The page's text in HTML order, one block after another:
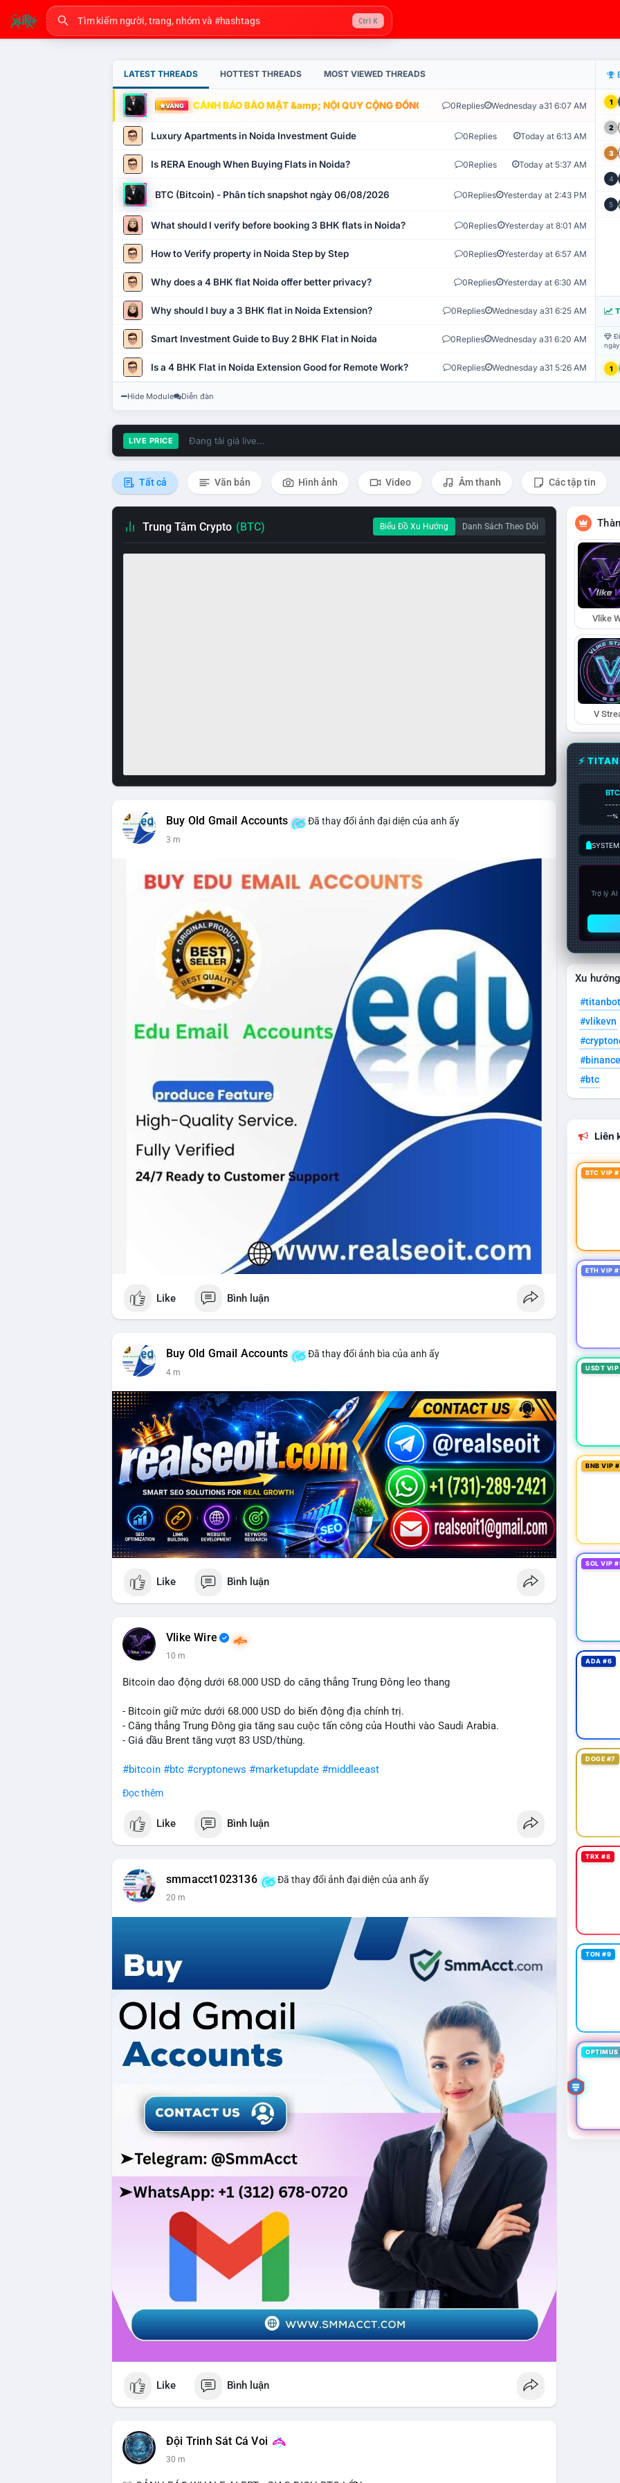
Ctrl K
LATEST THREADS HOTTEST THREADS MOST VIEWED THREADS
VÀNG CẢNH BÁO BẢO MẬT &amp; NỘI QUY CỘNG ĐỒNG VLIKE.VN: HỆ THỐNG GIÁM SÁT TỰ
0Replies Wednesday a31 6:07 AM
Luxury Apartments in Noida Investment Guide 0Replies Today at 6:13 AM
Is RERA Enough When Buying Flats in Noida? 0Replies Today at 5:37 AM
BTC (Bitcoin) - Phân tích snapshot ngày 06/08/2026 0Replies Yesterday at 2:43 PM
What should I verify before booking 3 BHK flats in Noida? 0Replies Yesterday at 8:01 AM
How to Verify property in Noida Step by Step 0Replies Yesterday at 6:57 AM
Why does a 4 BHK flat Noida offer better privacy? 0Replies Yesterday at 6:30 AM
Why should I buy a 3 BHK flat in Noida Extension? 0Replies Wednesday a31 6:25 AM
Smart Investment Guide to Buy 2 BHK Flat in Noida 0Replies Wednesday a31 6:20 AM
Is a 4 BHK Flat in Noida Extension Good for Remote Work? 0Replies Wednesday a31 5:26 AM
1
2
3
4
5
1
Hide Module Diễn đàn
LIVE PRICE Đang tải giá live...
Tất cả Văn bản Hình ảnh Video Âm thanh Các tập tin
Trung Tâm Crypto (BTC) Biểu Đồ Xu Hướng Danh Sách Theo Dõi
Buy Old Gmail Accounts Đã thay đổi ảnh đại diện của anh ấy
3 m
Like Bình luận
Buy Old Gmail Accounts Đã thay đổi ảnh bìa của anh ấy
4 m
Like Bình luận
Vlike Wire
10 m
Bitcoin dao động dưới 68.000 USD do căng thẳng Trung Đông leo thang
- Bitcoin giữ mức dưới 68.000 USD do biến động địa chính trị.
- Căng thẳng Trung Đông gia tăng sau cuộc tấn công của Houthi vào Saudi Arabia.
- Giá dầu Brent tăng vượt 83 USD/thùng.
#bitcoin #btc #cryptonews #marketupdate #middleeast
$btc
#vlikevn #titanbot
Đọc thêm
Like Bình luận
smmacct1023136 Đã thay đổi ảnh đại diện của anh ấy
20 m
Like Bình luận
Đội Trinh Sát Cá Voi
30 m
Vlike
V
⚡
BTC
--%
Trợ lý
Xu
#titanbot
#vlikevn
#btc
Liên
BTC VIP
ETH VIP
USDT
BNB VIP
SOL VIP
ADA #6
DOGE #7
TRX #8
TON #9
OPTIMUS